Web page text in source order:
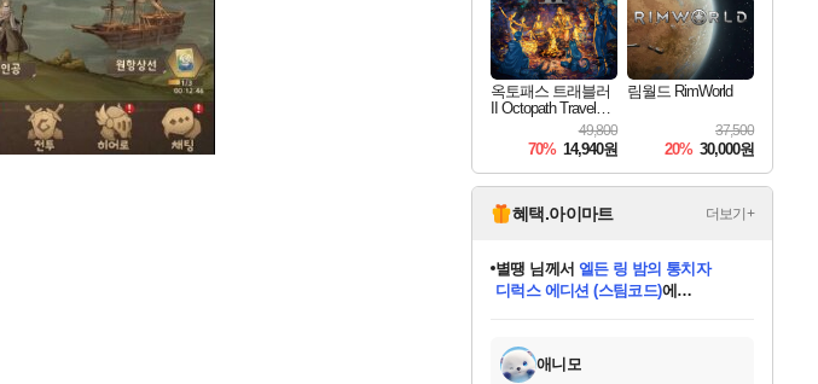
옥토패스 트래블러
II Octopath Traveler I
49,800
70% 14,940원
림월드 RimWorld
37,500
20% 30,000원
혜택.아이마트 더보기+
교환.
디럭스 에디션 (스팀코드) 에
당첨되셨습니다.
니코님께서(본편포함) 데이브 더
당첨되셨습니다.
당첨되셨습니다.
당첨되셨습니다.
당첨되셨습니다.
당첨되셨습니다.
에디션 (스팀코드)
당첨되셨습니다.
애니모